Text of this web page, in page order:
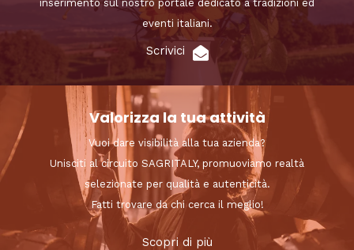
inserimento sul nostro portale dedicato a tradizioni ed
eventi italiani.
Scrivici
Valorizza la tua attività
Vuoi dare visibilità alla tua azienda?
Unisciti al circuito SAGRITALY, promuoviamo realtà
selezionate per qualità e autenticità.
Fatti trovare da chi cerca il meglio!
Scopri di più